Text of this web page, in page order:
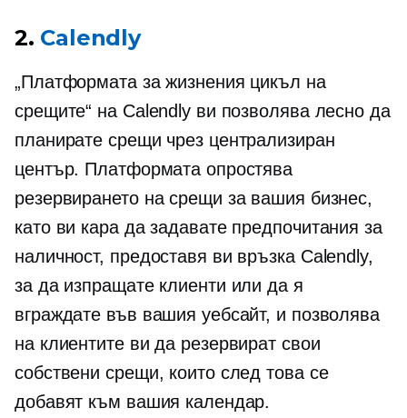
2. Calendly
„Платформата за жизнения цикъл на
срещите“ на Calendly ви позволява лесно да
планирате срещи чрез централизиран
център. Платформата опростява
резервирането на срещи за вашия бизнес,
като ви кара да задавате предпочитания за
наличност, предоставя ви връзка Calendly,
за да изпращате клиенти или да я
вграждате във вашия уебсайт, и позволява
на клиентите ви да резервират свои
собствени срещи, които след това се
добавят към вашия календар.